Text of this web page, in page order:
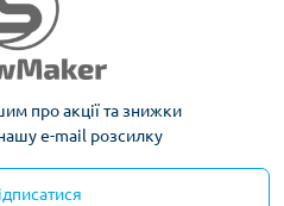
про акції та знижки
e-mail розсилку